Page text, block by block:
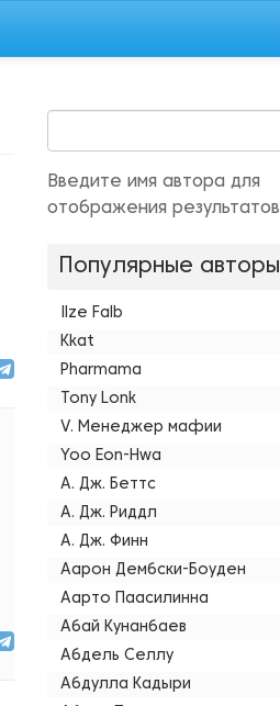
Введите имя автора для
отображения результатов
Популярные авторы
Ilze Falb
Kkat
Pharmama
Tony Lonk
V. Менеджер мафии
Yoo Eon-Hwa
А. Дж. Беттс
А. Дж. Риддл
А. Дж. Финн
Аарон Дембски-Боуден
Аарто Паасилинна
Абай Кунанбаев
Абдель Селлу
Абдулла Кадыри